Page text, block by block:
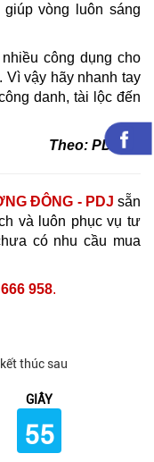
vòng luôn sáng
công dụng cho
vậy hãy nhanh tay
danh, tài lộc đến
Theo: PDJ.vn
ĐÔNG - PDJ sẵn
và luôn phục vụ tư
có nhu cầu mua
958.
thúc sau
GIÂY
54